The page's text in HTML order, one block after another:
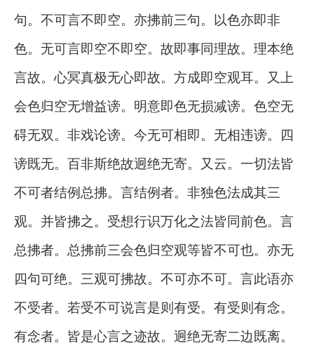
句。不可言不即空。亦拂前三句。以色亦即非
色。无可言即空不即空。故即事同理故。理本绝
言故。心冥真极无心即故。方成即空观耳。又上
会色归空无增益谤。明意即色无损减谤。色空无
碍无双。非戏论谤。今无可相即。无相违谤。四
谤既无。百非斯绝故迥绝无寄。又云。一切法皆
不可者结例总拂。言结例者。非独色法成其三
观。并皆拂之。受想行识万化之法皆同前色。言
总拂者。总拂前三会色归空观等皆不可也。亦无
四句可绝。三观可拂故。不可亦不可。言此语亦
不受者。若受不可说言是则有受。有受则有念。
有念者。皆是心言之迹故。迥绝无寄二边既离。